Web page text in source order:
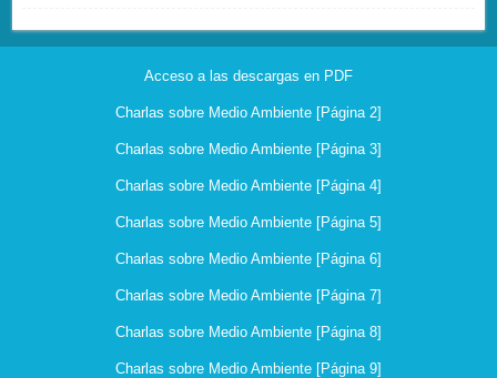
Acceso a las descargas en PDF
Charlas sobre Medio Ambiente [Página 2]
Charlas sobre Medio Ambiente [Página 3]
Charlas sobre Medio Ambiente [Página 4]
Charlas sobre Medio Ambiente [Página 5]
Charlas sobre Medio Ambiente [Página 6]
Charlas sobre Medio Ambiente [Página 7]
Charlas sobre Medio Ambiente [Página 8]
Charlas sobre Medio Ambiente [Página 9]